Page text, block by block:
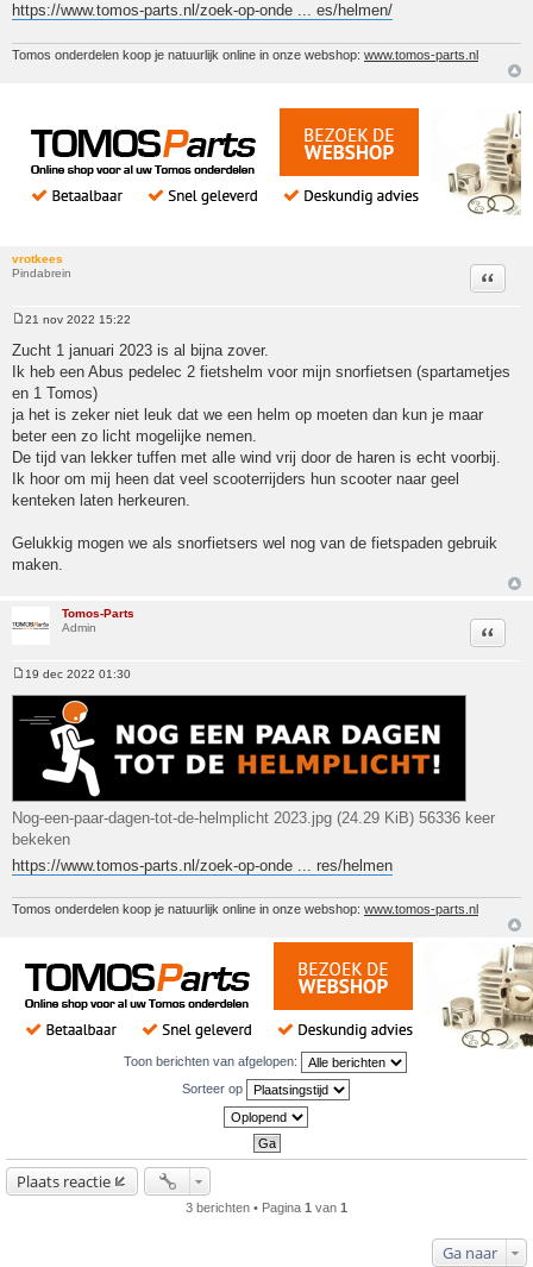
https://www.tomos-parts.nl/zoek-op-onde ... es/helmen/
Tomos onderdelen koop je natuurlijk online in onze webshop: www.tomos-parts.nl
vrotkees
Pindabrein
Citeer
21 nov 2022 15:22
Zucht 1 januari 2023 is al bijna zover.
Ik heb een Abus pedelec 2 fietshelm voor mijn snorfietsen (spartametjes
en 1 Tomos)
ja het is zeker niet leuk dat we een helm op moeten dan kun je maar
beter een zo licht mogelijke nemen.
De tijd van lekker tuffen met alle wind vrij door de haren is echt voorbij.
Ik hoor om mij heen dat veel scooterrijders hun scooter naar geel
kenteken laten herkeuren.
Gelukkig mogen we als snorfietsers wel nog van de fietspaden gebruik
maken.
Tomos-Parts
Admin
Citeer
19 dec 2022 01:30
Nog-een-paar-dagen-tot-de-helmplicht 2023.jpg (24.29 KiB) 56336 keer
bekeken
https://www.tomos-parts.nl/zoek-op-onde ... res/helmen
Tomos onderdelen koop je natuurlijk online in onze webshop: www.tomos-parts.nl
Toon berichten van afgelopen:
Sorteer op
Plaats reactie
3 berichten • Pagina 1 van 1
Ga naar